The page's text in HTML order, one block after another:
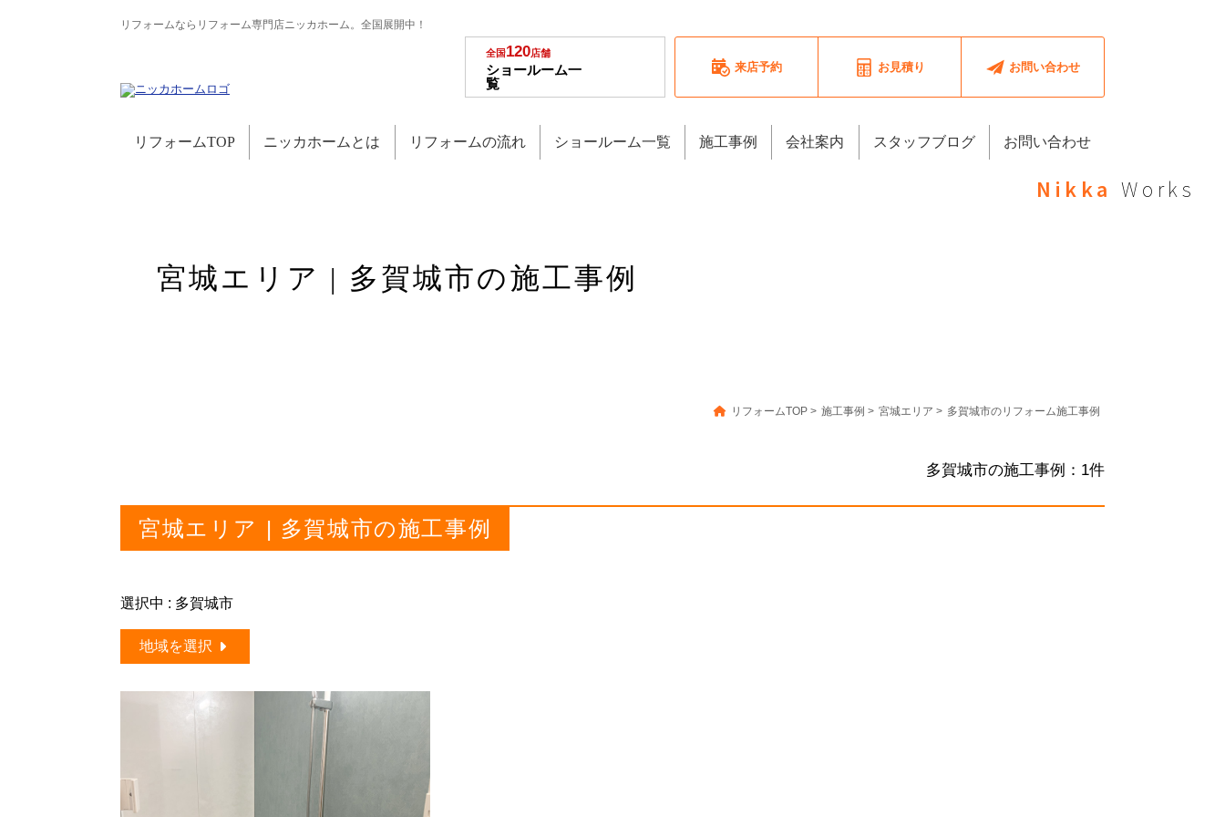
リフォームならリフォーム専門店ニッカホーム。全国展開中！
全国120店舗
ショールーム一
覧
来店予約 お見積り お問い合わせ
リフォームTOP ニッカホームとは リフォームの流れ ショールーム一覧 施工事例 会社案内 スタッフブログ お問い合わせ
Nikka Works
宮城エリア | 多賀城市の施工事例
リフォームTOP > 施工事例 > 宮城エリア > 多賀城市のリフォーム施工事例
多賀城市の施工事例： 1件
宮城エリア | 多賀城市の施工事例
選択中 : 多賀城市
地域を選択